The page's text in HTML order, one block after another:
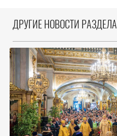
ДРУГИЕ НОВОСТИ РАЗДЕЛА